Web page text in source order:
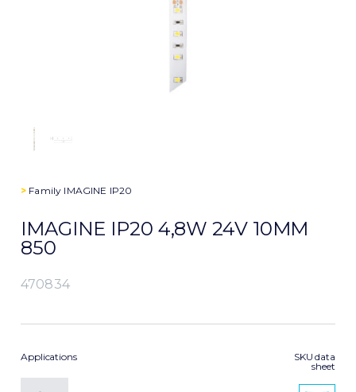
> Family IMAGINE IP20
IMAGINE IP20 4,8W 24V 10MM
850
470834
Applications
SKU data
sheet